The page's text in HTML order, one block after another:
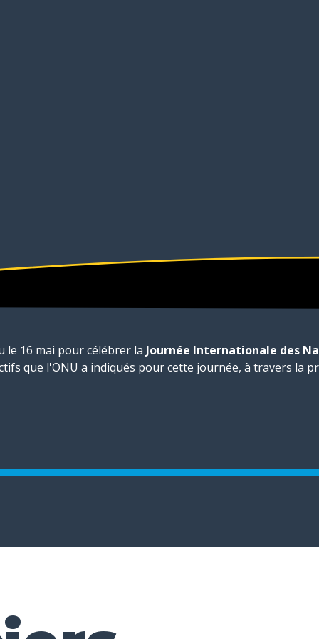
le 16 mai pour célébrer la Journée Internationale des
que l'ONU a indiqués pour cette journée, à travers la